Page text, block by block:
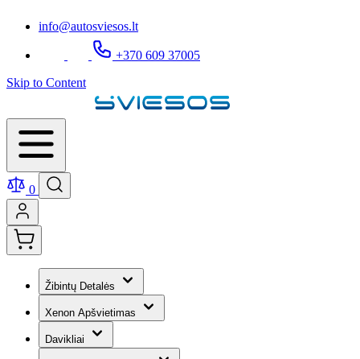
info@autosviesos.lt
+370 609 37005
Skip to Content
0
Žibintų Detalės
Xenon Apšvietimas
Davikliai